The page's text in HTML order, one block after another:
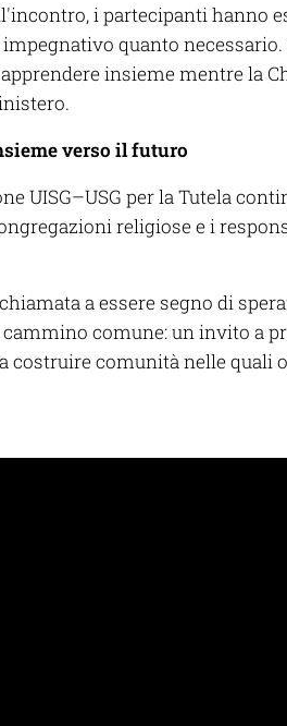
i partecipanti hanno
quanto
insieme mentre la
verso il futuro
UISG–USG per la Tutela
religiose e i
a essere segno di
comune: un invito a
costruire comunità nelle quali